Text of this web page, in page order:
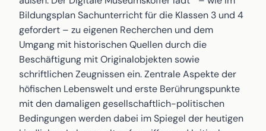
Bildungsplan Sachunterricht für die Klassen 3 und 4
gefordert – zu eigenen Recherchen und dem
Umgang mit historischen Quellen durch die
Beschäftigung mit Originalobjekten sowie
schriftlichen Zeugnissen ein. Zentrale Aspekte der
höfischen Lebenswelt und erste Berührungspunkte
mit den damaligen gesellschaftlich-politischen
Bedingungen werden dabei im Spiegel der heutigen